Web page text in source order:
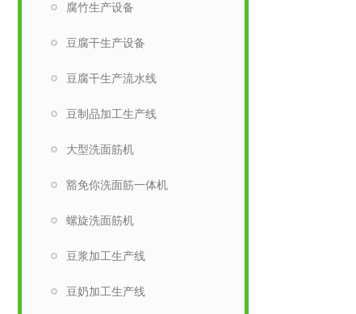
腐竹生产设备
豆腐干生产设备
豆腐干生产流水线
豆制品加工生产线
大型洗面筋机
豁免你洗面筋一体机
螺旋洗面筋机
豆浆加工生产线
豆奶加工生产线